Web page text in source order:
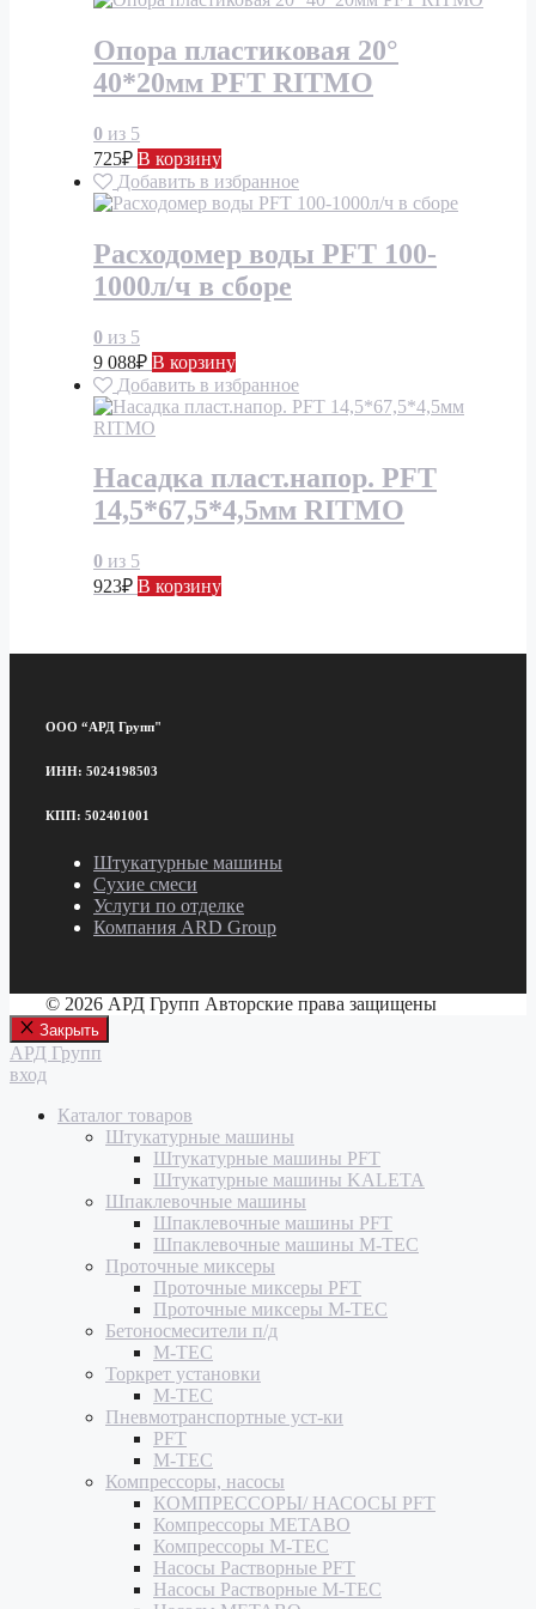
Опора пластиковая 20°
40*20мм PFT RITMO
0 из 5
725₽ В корзину
Добавить в избранное
Расходомер воды PFT 100-
1000л/ч в сборе
0 из 5
9 088₽ В корзину
Добавить в избранное
Насадка пласт.напор. PFT
14,5*67,5*4,5мм RITMO
0 из 5
923₽ В корзину
ООО “АРД Групп"
ИНН: 5024198503
КПП: 502401001
Штукатурные машины
Сухие смеси
Услуги по отделке
Компания ARD Group
© 2026 АРД Групп Авторские права защищены
Закрыть
АРД Групп
вход
Каталог товаров
Штукатурные машины
Штукатурные машины PFT
Штукатурные машины KALETA
Шпаклевочные машины
Шпаклевочные машины PFT
Шпаклевочные машины M-TEC
Проточные миксеры
Проточные миксеры PFT
Проточные миксеры M-TEC
Бетоносмесители п/д
M-TEC
Торкрет установки
M-TEC
Пневмотранспортные уст-ки
PFT
M-TEC
Компрессоры, насосы
КОМПРЕССОРЫ/ НАСОСЫ PFT
Компрессоры METABO
Компрессоры M-TEC
Насосы Растворные PFT
Насосы Растворные M-TEC